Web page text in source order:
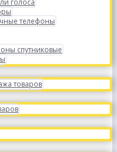
голоса
телефоны
спутниковые
товаров